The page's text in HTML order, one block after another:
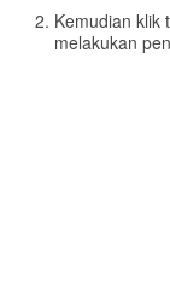
Kemudian klik
melakukan